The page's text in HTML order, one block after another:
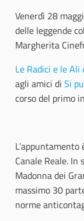
Venerdì 28
delle leggende
Margherita
Le Radici e le Ali
agli amici di Si
corso del primo
Canale Reale. In
Madonna dei
massimo 30
norme